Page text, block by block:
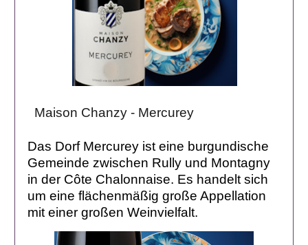
Maison Chanzy - Mercurey
Das Dorf Mercurey ist eine burgundische
Gemeinde zwischen Rully und Montagny
in der Côte Chalonnaise. Es handelt sich
um eine flächenmäßig große Appellation
mit einer großen Weinvielfalt.